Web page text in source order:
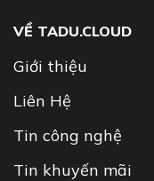
VỀ TADU.CLOUD
Giới thiệu
Liên Hệ
Tin công nghệ
Tin khuyến mãi